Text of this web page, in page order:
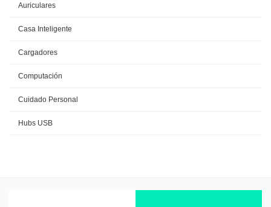
Auriculares
Casa Inteligente
Cargadores
Computación
Cuidado Personal
Hubs USB